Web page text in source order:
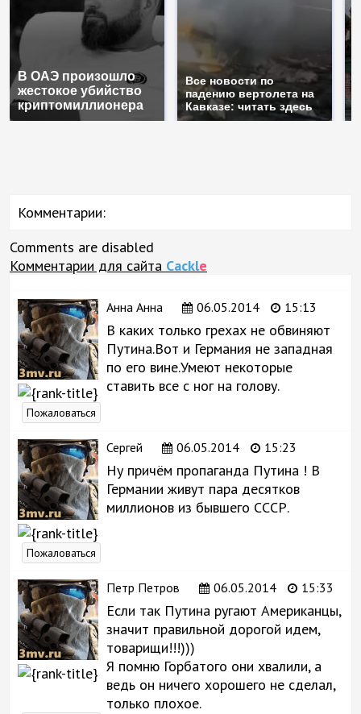
В ОАЭ произошло
жестокое убийство
криптомиллионера
Все новости по
падению вертолета на
Кавказе: читать здесь
Комментарии:
Comments are disabled
Комментарии для сайта Cackle
Анна Анна 06.05.2014 15:13
В каких только грехах не обвиняют
Путина.Вот и Германия не западная
по его вине.Умеют некоторые
ставить все с ног на голову.
Пожаловаться
Сергей 06.05.2014 15:23
Ну причём пропаганда Путина ! В
Германии живут пара десятков
миллионов из бывшего СССР.
Пожаловаться
Петр Петров 06.05.2014 15:33
Если так Путина ругают Американцы,
значит правильной дорогой идем,
товарищи!!!)))
Я помню Горбатого они хвалили, а
ведь он ничего хорошего не сделал,
только плохое.